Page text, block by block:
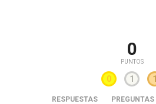
0
PUNTOS
0 1 1
RESPUESTAS PREGUNTAS